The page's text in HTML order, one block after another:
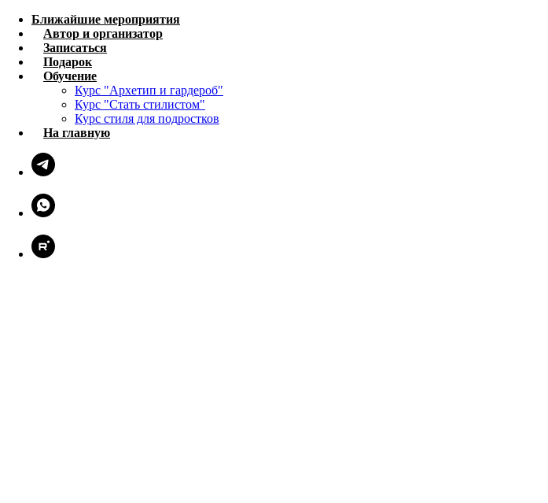
Ближайшие мероприятия
Автор и организатор
Записаться
Подарок
Обучение
Курс "Архетип и гардероб"
Курс "Стать стилистом"
Курс стиля для подростков
На главную